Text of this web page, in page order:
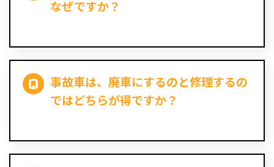
なぜですか？
事故車は、廃車にするのと修理するの
ではどちらが得ですか？